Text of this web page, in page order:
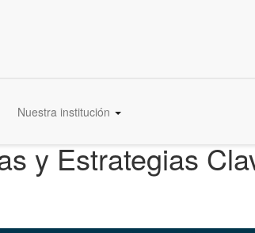
Nuestra institución
y Estrategias